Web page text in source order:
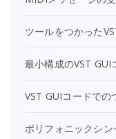
ツールをつかった
最小構成のVST GUI
VST GUIコードで
ポリフォニックシ